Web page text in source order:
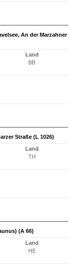
An der Marzahner
Land
BB
Straße (L 1026)
Land
TH
(A 66)
Land
HE